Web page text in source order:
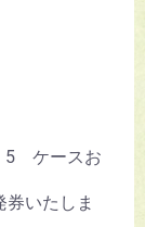
5 ケースお
いたしま